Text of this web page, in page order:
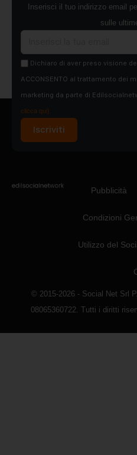
Inserisci il tuo indirizzo email
sulle
Dichiaro di aver preso visione
ACCONSENTO al trattamento dei
marketing da parte di
clicca qui).
Iscriviti
Pubblicità
Condizioni
Utilizzo del
© 2015-2026 - Social Net Srl
08065360722. Tutti i diritti